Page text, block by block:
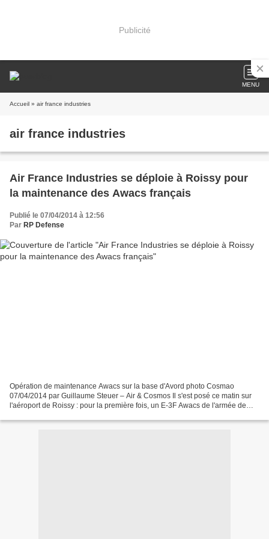
Publicité
MENU
Accueil » air france industries
air france industries
Air France Industries se déploie à Roissy pour
la maintenance des Awacs français
Publié le 07/04/2014 à 12:56
Par RP Defense
Opération de maintenance Awacs sur la base d'Avord photo Cosmao
07/04/2014 par Guillaume Steuer – Air & Cosmos Il s'est posé ce matin sur
l'aéroport de Roissy : pour la première fois, un E-3F Awacs de l'armée de